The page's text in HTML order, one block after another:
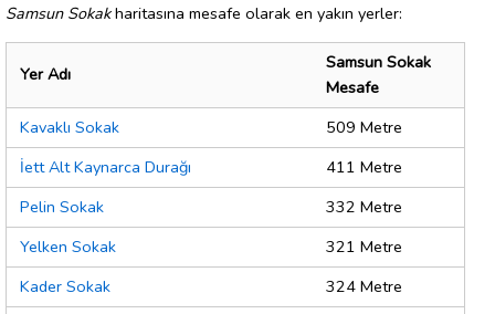
Samsun Sokakharitasına mesafe olarak en yakın yerler:
Yer Adı
Samsun Sokak
Mesafe
Kavaklı Sokak
509 Metre
İett Alt Kaynarca Durağı
411 Metre
Pelin Sokak
332 Metre
Yelken Sokak
321 Metre
Kader Sokak
324 Metre